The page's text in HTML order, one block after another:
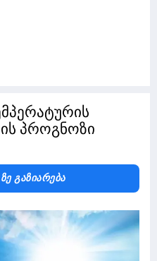
პროგნოზი
Გაზიარება